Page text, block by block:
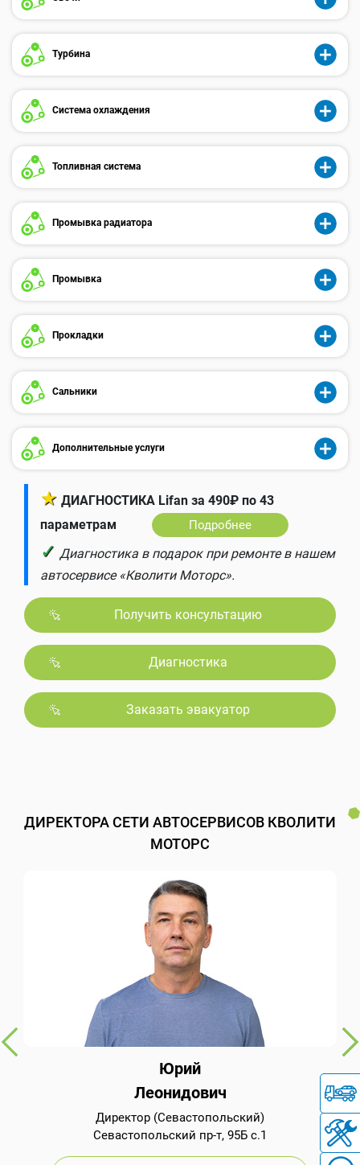
Турбина
Система охлаждения
Топливная система
Промывка радиатора
Промывка
Прокладки
Сальники
Дополнительные услуги
★ ДИАГНОСТИКА Lifan за 490₽ по 43
параметрам
Подробнее
✓ Диагностика в подарок при ремонте в нашем
автосервисе «Кволити Моторс».
Получить консультацию
Диагностика
Заказать эвакуатор
ДИРЕКТОРА СЕТИ АВТОСЕРВИСОВ КВОЛИТИ
МОТОРС
Юрий
Леонидович
Директор (Севастопольский)
Севастопольский пр-т, 95Б с.1